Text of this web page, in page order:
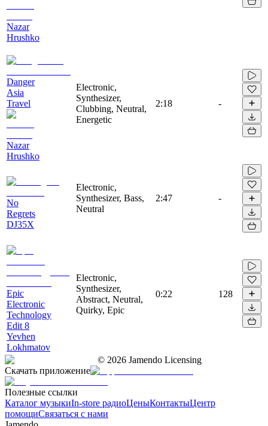
Nazar
Hrushko
Danger
Asia
Travel
Nazar
Hrushko
Electronic,
Synthesizer,
Clubbing, Neutral,
Energetic
2:18 -
No
Regrets
DJ35X
Electronic,
Synthesizer, Bass,
Neutral
2:47 -
Epic
Electronic
Technology
Edit 8
Yevhen
Lokhmatov
Electronic,
Synthesizer,
Abstract, Neutral,
Quirky, Epic
0:22 128
© 2026 Jamendo Licensing
Скачать приложение
Полезные ссылки
Каталог музыкиIn-store радиоЦеныКонтактыЦентр
помощиСвязаться с нами